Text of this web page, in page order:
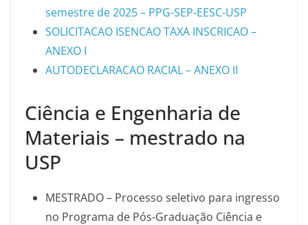
semestre de 2025 – PPG-SEP-EESC-USP
SOLICITACAO ISENCAO TAXA INSCRICAO –
ANEXO I
AUTODECLARACAO RACIAL – ANEXO II
Ciência e Engenharia de
Materiais – mestrado na
USP
MESTRADO – Processo seletivo para ingresso
no Programa de Pós-Graduação Ciência e